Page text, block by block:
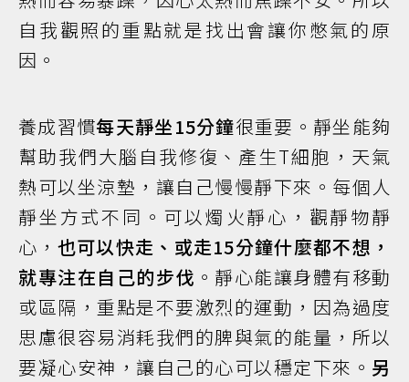
自我觀照的重點就是找出會讓你憋氣的原
因。
養成習慣每天靜坐15分鐘很重要。靜坐能夠
幫助我們大腦自我修復、產生T細胞，天氣
熱可以坐涼墊，讓自己慢慢靜下來。每個人
靜坐方式不同。可以燭火靜心，觀靜物靜
心， 也可以快走、或走15分鐘什麼都不想，
就專注在自己的步伐 。靜心能讓身體有移動
或區隔，重點是不要激烈的運動，因為過度
思慮很容易消耗我們的脾與氣的能量，所以
要凝心安神，讓自己的心可以穩定下來。 另